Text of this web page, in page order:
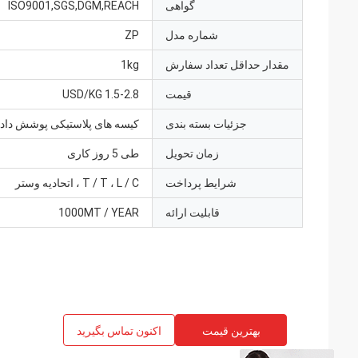
گواهی ISO9001,SGS,DGM,REACH
شماره مدل ZP
مقدار حداقل تعداد سفارش 1kg
قیمت 1.5-2.8 USD/KG
جزئیات بسته بندی کیسه های پلاستیکی پوشش
زمان تحویل طی 5 روز کاری
شرایط پرداخت T / T ، L / C ، اتحادیه وستر
قابلیت ارائه 1000MT / YEAR
بهترین قیمت اکنون تماس بگیرید